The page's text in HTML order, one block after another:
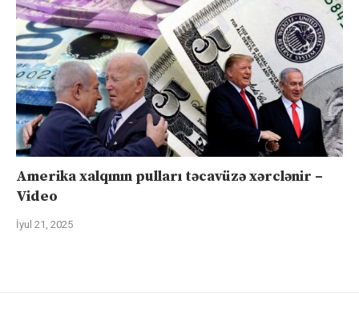
Amerika xalqının pulları təcavüzə xərclənir –
Video
İyul 21, 2025